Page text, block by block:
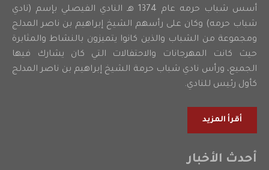
أسس شباب حرمه عام 1374 هـ النادي الفيصلي بإسم (نادي
شباب حرمه) وكان على رأسهم الشيخ إبراهيم بن ناصر المدلج
ومجموعة من الشباب والذين كانوا يتميزون بالنشاط والمثابرة
حيث كانت المهرجانات والاحتفالات التي كان يشارك فيها
الجميع، ورأس نادي شباب حرمة الشيخ إبراهيم بن ناصر المدلج
كأول رئيس للنادي.
أقرأ المزيد
أحدث الأخبار